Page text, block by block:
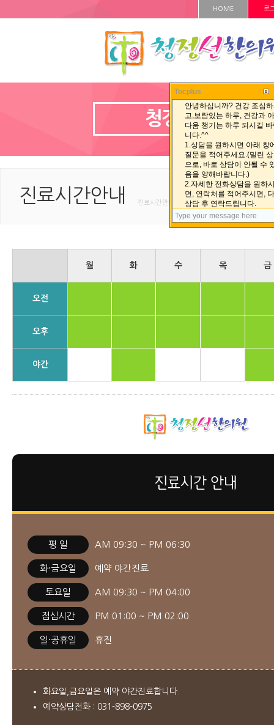
HOME 로
청정선한의원
진료시간안내 진료시간안내 < 청정선한의원 < HOME
월 화 수 목 금
오전
오후
야간
진료시간 안내
평 일 AM 09:30 ~ PM 06:30
화·금요일 예약 야간진료
토요일 AM 09:30 ~ PM 04:00
점심시간 PM 01:00 ~ PM 02:00
일·공휴일 휴진
화요일,금요일은 예약 야간진료합니다.
예약상담전화 : 031-898-0975
Tocplus